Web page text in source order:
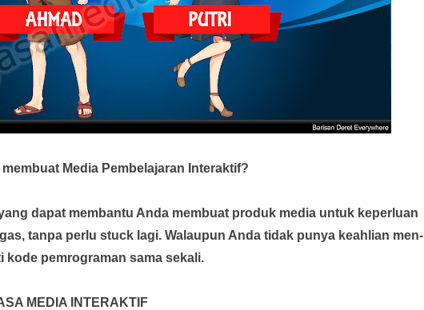
Media Pembelajaran Interaktif?
dapat membantu Anda membuat produk media untuk keperluan
tanpa perlu stuck lagi. Walaupun Anda tidak punya keahlian men-
kode pemrograman sama sekali.
MEDIA INTERAKTIF